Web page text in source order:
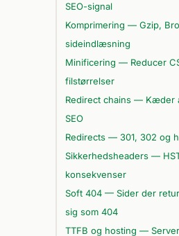
SEO-signal
Komprimering — Gzip,
sideindlæsning
Minificering — Reducer
filstørrelser
Redirect chains — Kæder
SEO
Redirects — 301, 302 og
Sikkerhedsheaders —
konsekvenser
Soft 404 — Sider der
sig som 404
TTFB og hosting —